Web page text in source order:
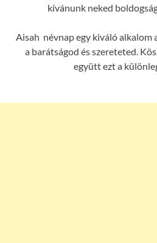
kívánunk neked
Aisah névnap egy kiváló alkalom
a barátságod és szereteted.
együtt ezt a